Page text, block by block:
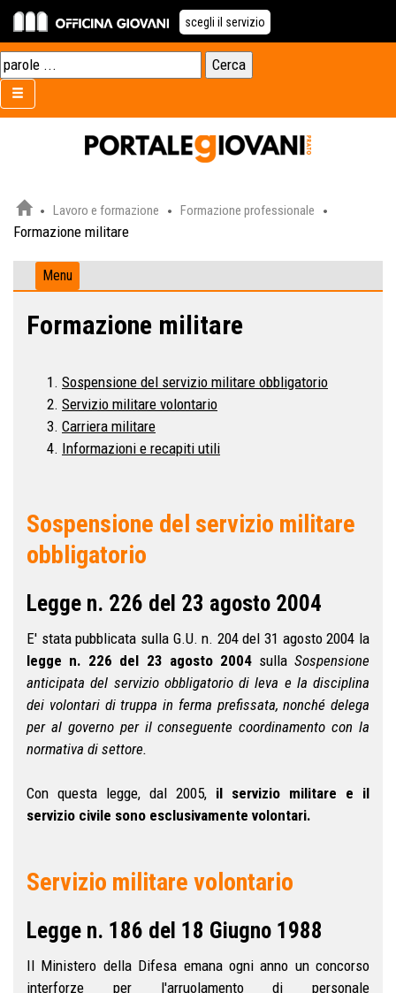
scegli il servizio
Lavoro e formazione Formazione professionale
Formazione militare
Menu
Formazione militare
Sospensione del servizio militare obbligatorio
Servizio militare volontario
Carriera militare
Informazioni e recapiti utili
Sospensione del servizio militare
obbligatorio
Legge n. 226 del 23 agosto 2004
E' stata pubblicata sulla G.U. n. 204 del 31 agosto 2004 la
legge n. 226 del 23 agosto 2004sulla Sospensione
anticipata del servizio obbligatorio di leva e la disciplina
dei volontari di truppa in ferma prefissata, nonché delega
per al governo per il conseguente coordinamento con la
normativa di settore.
Con questa legge, dal 2005, il servizio militare e il
servizio civile sono esclusivamente volontari.
Servizio militare volontario
Legge n. 186 del 18 Giugno 1988
Il Ministero della Difesa emana ogni anno un concorso
interforze per l'arruolamento di personale